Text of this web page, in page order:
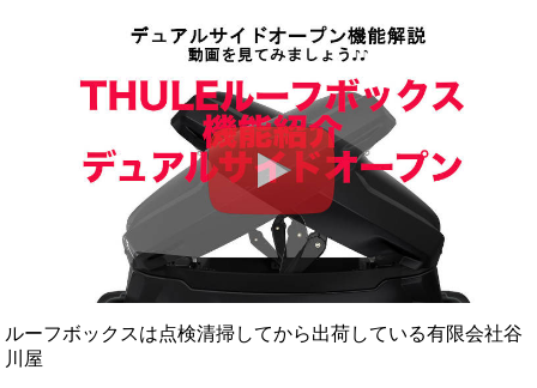
ルーフボックスは点検清掃してから出荷している有限会社谷
川屋